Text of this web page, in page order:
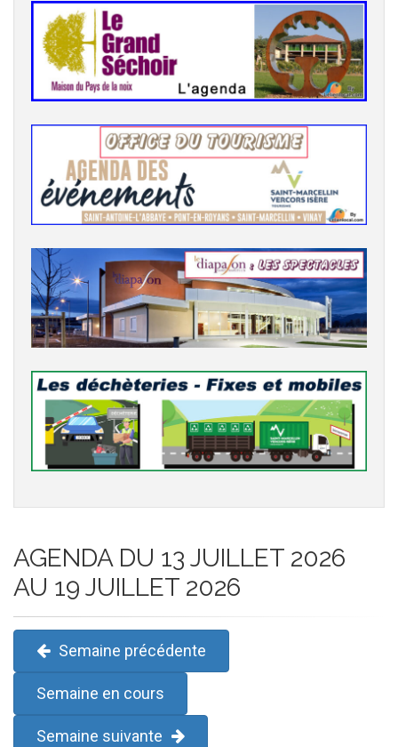
AGENDA DU 13 JUILLET 2026
AU 19 JUILLET 2026
Semaine précédente
Semaine en cours
Semaine suivante